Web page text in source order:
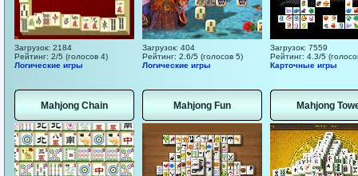
Загрузок: 2184
Рейтинг: 2/5 (голосов 4)
Логические игры
Загрузок: 404
Рейтинг: 2.6/5 (голосов 5)
Логические игры
Загрузок: 7559
Рейтинг: 4.3/5
Карточные игры
Mahjong Chain Mahjong Fun Mahjong